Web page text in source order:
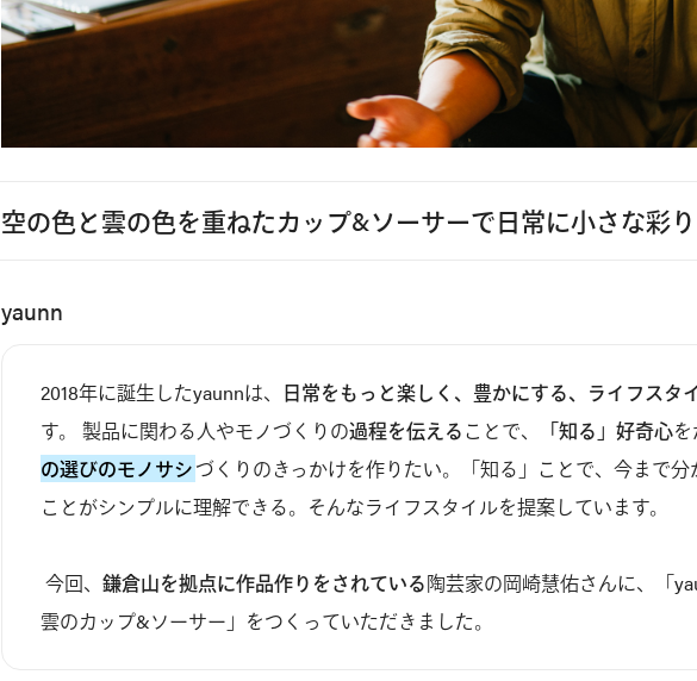
空の色と雲の色を重ねたカップ&ソーサーで日常に小さな彩
yaunn
2018年に誕生したyaunnは、 日常をもっと楽しく、豊かにする、ライフスタ
す。 製品に関わる人やモノづくりの過程を伝えることで、 「知る」好奇心
の選びのモノサシづくりのきっかけを作りたい。「知る」ことで、今まで
ことがシンプルに理解できる。そんなライフスタイルを提案しています。
今回、 鎌倉山を拠点に作品作りをされている陶芸家の岡崎慧佑さんに、「
雲のカップ&ソーサー」をつくっていただきました。